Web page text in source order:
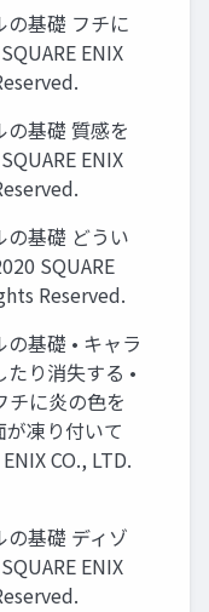
の基礎 フチに
ENIX
基礎 質感を
ENIX
の基礎 どうい
SQUARE
Reserved.
基礎 • キャラ
り消失する •
チに炎の色を
が凍り付いて
CO., LTD.
基礎 ディゾ
ENIX